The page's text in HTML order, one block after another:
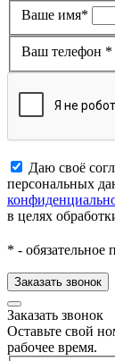
Ваше имя*
Ваш телефон *
Даю своё
персональных
в целях
* - обязательное
Заказать звонок
Заказать звонок
Оставьте свой
рабочее время.